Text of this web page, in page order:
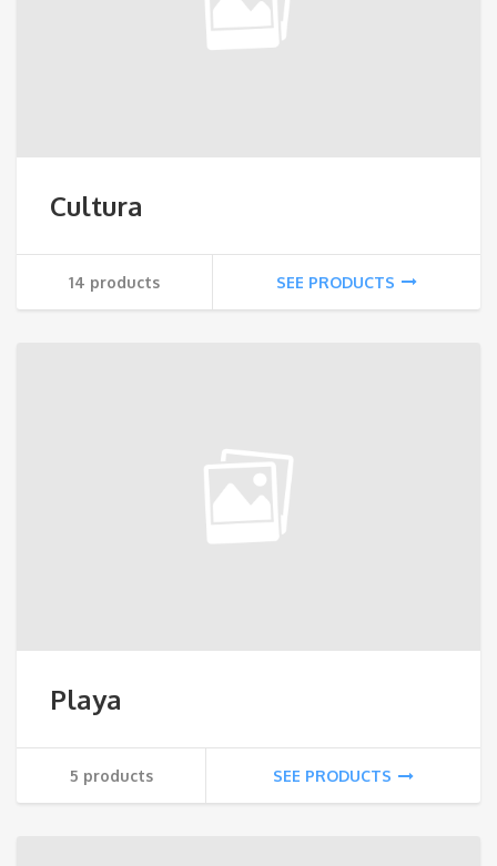
Cultura
14 products SEE PRODUCTS
Playa
5 products SEE PRODUCTS